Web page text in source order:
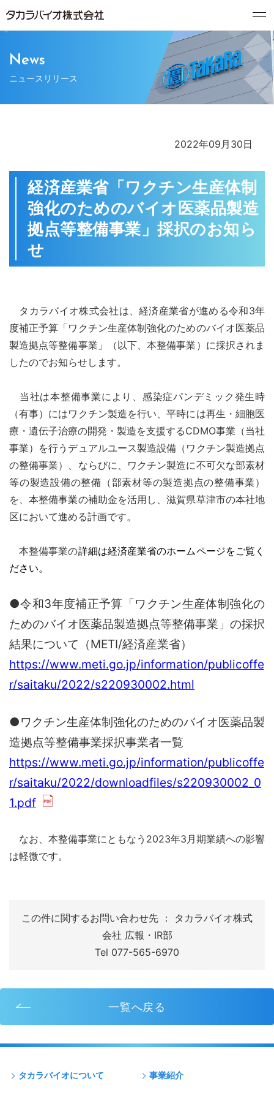
News
ニュースリリース
2022年09月30日
経済産業省「ワクチン生産体制
強化のためのバイオ医薬品製造
拠点等整備事業」採択のお知ら
せ
タカラバイオ株式会社は、経済産業省が進める令和3年
度補正予算「ワクチン生産体制強化のためのバイオ医薬品
製造拠点等整備事業」（以下、本整備事業）に採択されま
したのでお知らせします。
当社は本整備事業により、感染症パンデミック発生時
（有事）にはワクチン製造を行い、平時には再生・細胞医
療・遺伝子治療の開発・製造を支援するCDMO事業（当社
事業）を行うデュアルユース製造設備（ワクチン製造拠点
の整備事業）、ならびに、ワクチン製造に不可欠な部素材
等の製造設備の整備（部素材等の製造拠点の整備事業）
を、本整備事業の補助金を活用し、滋賀県草津市の本社地
区において進める計画です。
本整備事業の詳細は経済産業省のホームページをご覧く
ださい。
●令和3年度補正予算「ワクチン生産体制強化の
ためのバイオ医薬品製造拠点等整備事業」の採択
結果について（METI/経済産業省）
https://www.meti.go.jp/information/publicoffe
r/saitaku/2022/s220930002.html
●ワクチン生産体制強化のためのバイオ医薬品製
造拠点等整備事業採択事業者一覧
https://www.meti.go.jp/information/publicoffe
r/saitaku/2022/downloadfiles/s220930002_0
1.pdf
なお、本整備事業にともなう2023年3月期業績への影響
は軽微です。
この件に関するお問い合わせ先 ： タカラバイオ株式
会社 広報・IR部
Tel 077-565-6970
一覧へ戻る
タカラバイオについて 事業紹介